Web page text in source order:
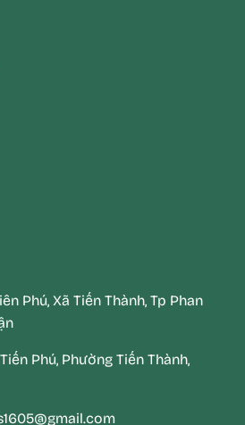
Phú, Xã Tiến Thành, Tp Phan
Phú, Phường Tiến Thành,